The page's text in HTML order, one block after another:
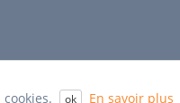
ok En savoir plus